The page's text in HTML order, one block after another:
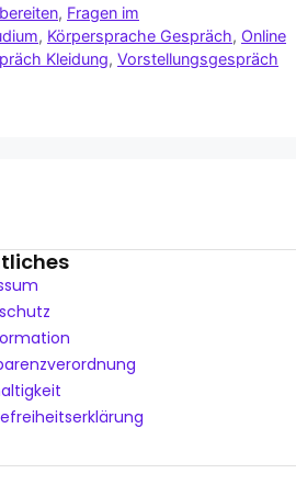
, Fragen im
, Körpersprache Gespräch, Online
Kleidung, Vorstellungsgespräch